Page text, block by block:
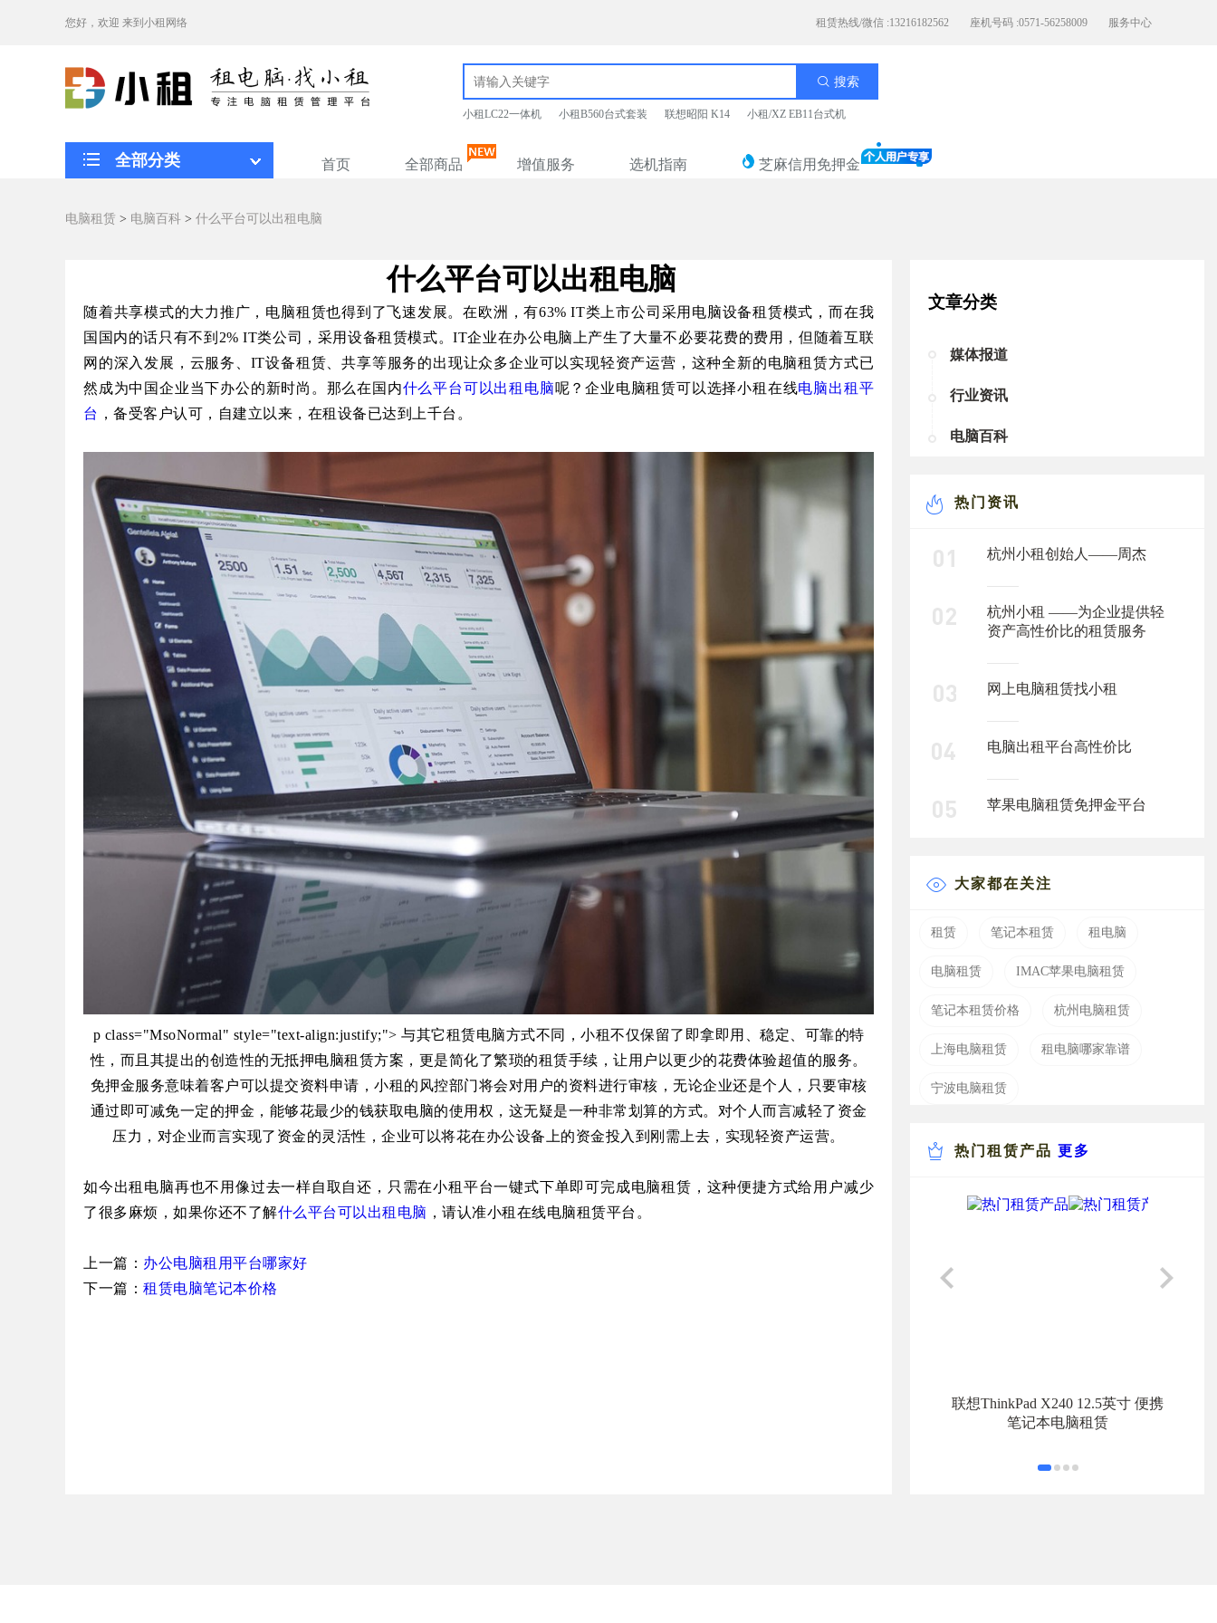
您好，欢迎 来到小租网络 租赁热线/微信 :13216182562 座机号码 :0571-56258009 服务中心
搜索
小租LC22一体机 小租B560台式套装 联想昭阳 K14 小租/XZ EB11台式机
全部分类 首页 全部商品 增值服务 选机指南 芝麻信用免押金
电脑租赁 > 电脑百科 > 什么平台可以出租电脑
什么平台可以出租电脑
随着共享模式的大力推广，电脑租赁也得到了飞速发展。在欧洲，有63% IT类上市公司采用 电脑设备租赁模式，而在我
国国内的话只有不到2% IT类公司， 采用设备租赁模式。IT企业在办公电脑上产生了大量不必要花费的费用 ，但随着互联
网的深入发展，云服务、 IT设备租赁、共享等服务的出现让众多企业可以实现轻资产运营，这种全新的电脑租赁方式已
然成为中国企业当下办公的新时尚。那么在国内什么平台可以出租电脑呢？企业电脑租赁可以选择小租在线电脑出租平
台 ，备受客户认可，自建立以来，在租设备已达到上千台。
p class="MsoNormal" style="text-align:justify;"> 与其它租赁电脑方式不同，小租不仅保留了即拿即用、稳定、可靠的特
性，而且其提出的创造性的无抵押电脑租赁方案，更是简化了繁琐的租赁手续，让用户以更少的花费体验超值的服务。
免押金服务意味着客户可以提交资料申请，小租的风控部门将会对用户的资料进行审核，无论企业还是个人，只要审核
通过即可减免一定的押金，能够花最少的钱获取电脑的使用权，这无疑是一种非常划算的方式。对个人而言减轻了资金
压力，对企业而言实现了资金的灵活性，企业可以将花在办公设备上的资金投入到刚需上去，实现轻资产运营。
如今出租电脑再也不用像过去一样自取自还，只需在小租平台一键式下单即可完成电脑租赁，这种便捷方式给用户减少
了很多麻烦，如果你还不了解什么平台可以出租电脑 ，请认准小租在线电脑租赁平台。
上一篇： 办公电脑租用平台哪家好
下一篇： 租赁电脑笔记本价格
文章分类
媒体报道
行业资讯
电脑百科
热门资讯
杭州小租创始人——周杰
杭州小租 ——为企业提供轻
资产高性价比的租赁服务
网上电脑租赁找小租
电脑出租平台高性价比
苹果电脑租赁免押金平台
大家都在关注
租赁 笔记本租赁 租电脑
电脑租赁 IMAC苹果电脑租赁
笔记本租赁价格 杭州电脑租赁
上海电脑租赁 租电脑哪家靠谱
宁波电脑租赁
热门租赁产品 更多
联想ThinkPad X240 12.5英寸 便携
笔记本电脑租赁